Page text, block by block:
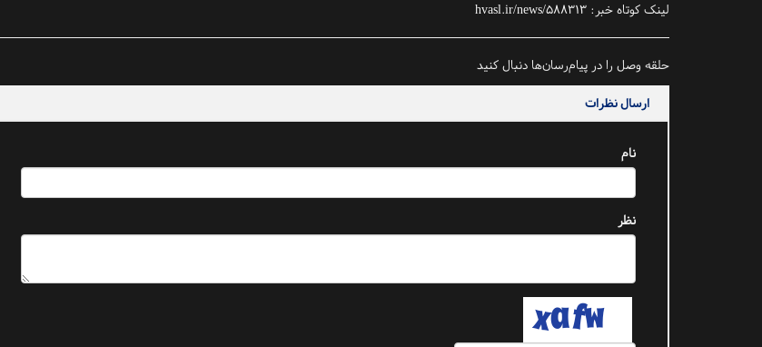
لینک کوتاه خبر: hvasl.ir/news/588313
حلقه وصل را در پیام‌رسان‌ها دنبال کنید
ارسال نظرات
نام
نظر